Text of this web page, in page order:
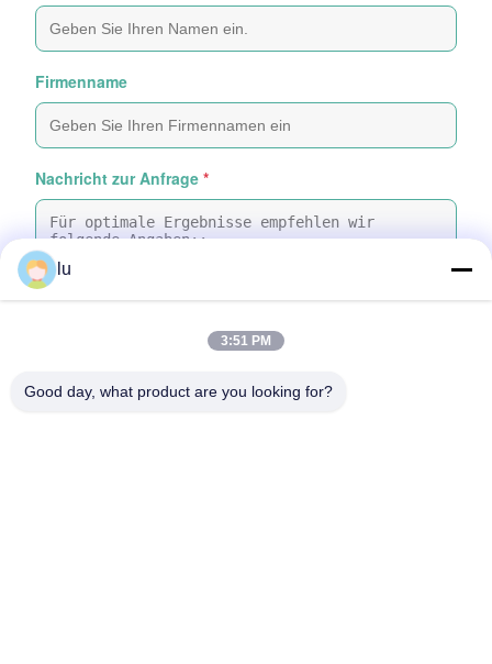
Firmenname
Nachricht zur Anfrage *
lu
3:51 PM
Good day, what product are you looking for?